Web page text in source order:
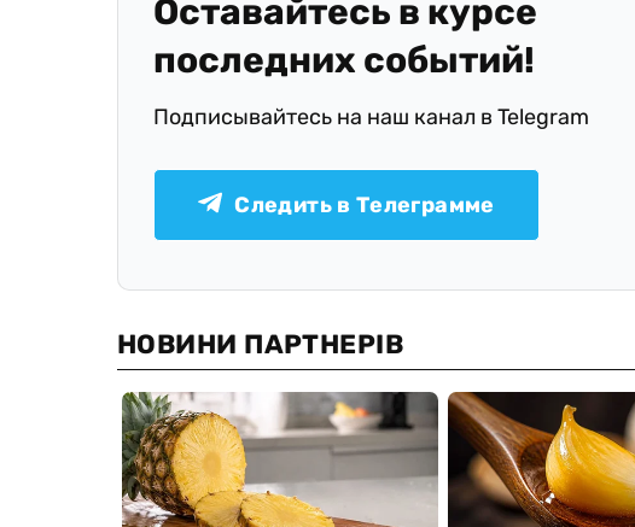
Оставайтесь в курсе
последних событий!
Подписывайтесь на наш канал в Telegram
Следить в Телеграмме